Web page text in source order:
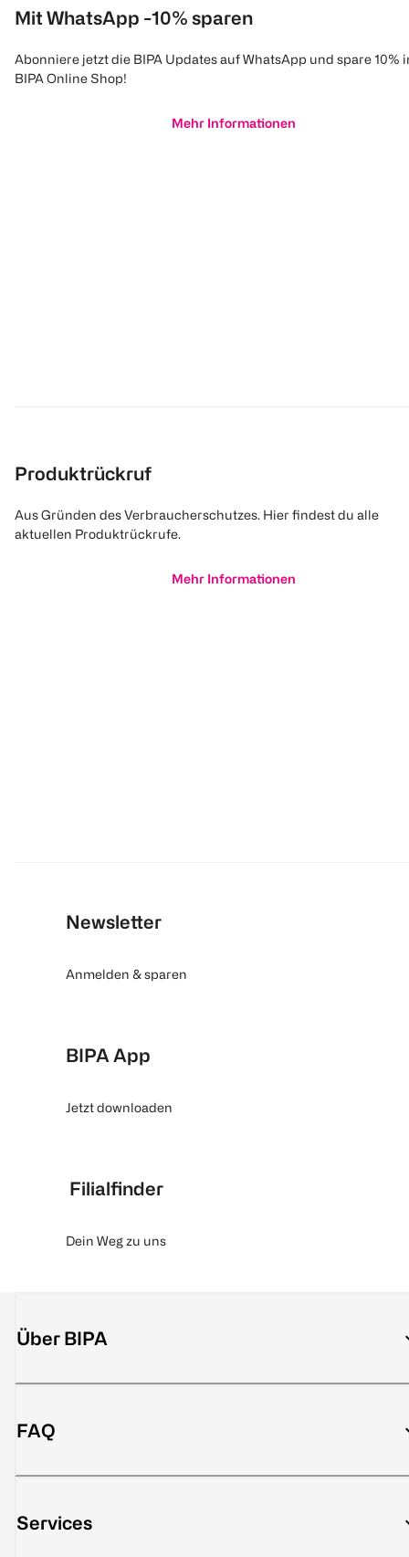
Mit WhatsApp -10% sparen
Abonniere jetzt die BIPA Updates auf WhatsApp und spare 10%
BIPA Online Shop!
Mehr Informationen
Produktrückruf
Aus Gründen des Verbraucherschutzes. Hier findest du alle
aktuellen Produktrückrufe.
Mehr Informationen
Newsletter
Anmelden & sparen
BIPA App
Jetzt downloaden
Filialfinder
Dein Weg zu uns
Über BIPA
FAQ
Services